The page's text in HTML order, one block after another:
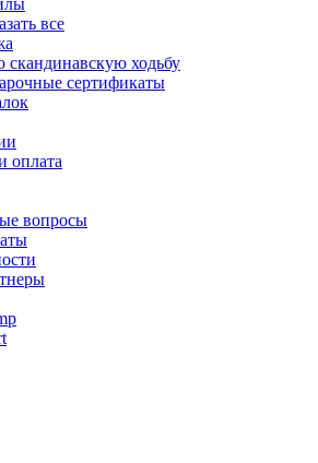
все
скандинавскую ходьбу
сертификаты
оплата
вопросы